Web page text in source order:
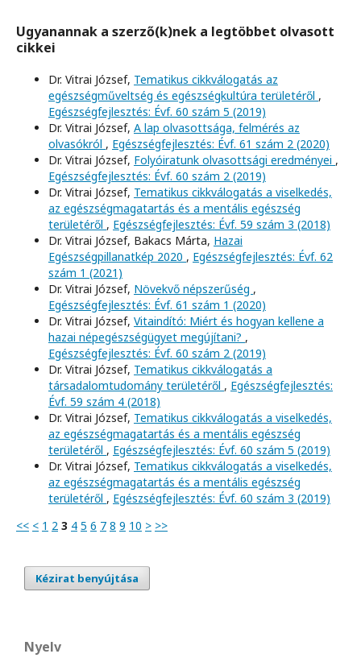
Ugyanannak a szerző(k)nek a legtöbbet olvasott
cikkei
Dr. Vitrai József, Tematikus cikkválogatás az
egészségműveltség és egészségkultúra területéről ,
Egészségfejlesztés: Évf. 60 szám 5 (2019)
Dr. Vitrai József, A lap olvasottsága, felmérés az
olvasókról , Egészségfejlesztés: Évf. 61 szám 2 (2020)
Dr. Vitrai József, Folyóiratunk olvasottsági eredményei ,
Egészségfejlesztés: Évf. 60 szám 2 (2019)
Dr. Vitrai József, Tematikus cikkválogatás a viselkedés,
az egészségmagatartás és a mentális egészség
területéről , Egészségfejlesztés: Évf. 59 szám 3 (2018)
Dr. Vitrai József, Bakacs Márta, Hazai
Egészségpillanatkép 2020 , Egészségfejlesztés: Évf. 62
szám 1 (2021)
Dr. Vitrai József, Növekvő népszerűség ,
Egészségfejlesztés: Évf. 61 szám 1 (2020)
Dr. Vitrai József, Vitaindító: Miért és hogyan kellene a
hazai népegészségügyet megújítani? ,
Egészségfejlesztés: Évf. 60 szám 2 (2019)
Dr. Vitrai József, Tematikus cikkválogatás a
társadalomtudomány területéről , Egészségfejlesztés:
Évf. 59 szám 4 (2018)
Dr. Vitrai József, Tematikus cikkválogatás a viselkedés,
az egészségmagatartás és a mentális egészség
területéről , Egészségfejlesztés: Évf. 60 szám 5 (2019)
Dr. Vitrai József, Tematikus cikkválogatás a viselkedés,
az egészségmagatartás és a mentális egészség
területéről , Egészségfejlesztés: Évf. 60 szám 3 (2019)
<< < 1 2 3 4 5 6 7 8 9 10 > >>
Kézirat benyújtása
Nyelv